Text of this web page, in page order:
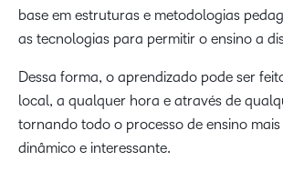
base em estruturas e metodologias
as tecnologias para permitir o ensino a
Dessa forma, o aprendizado pode ser
local, a qualquer hora e através de
tornando todo o processo de ensino mais
dinâmico e interessante.